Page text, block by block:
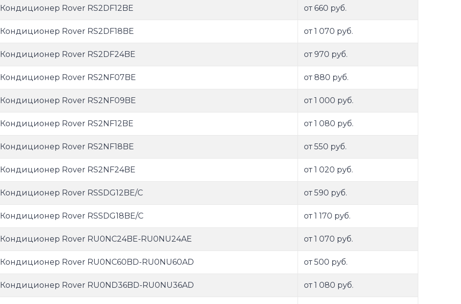
Кондиционер Rover RS2DF12BE от 660 руб.
Кондиционер Rover RS2DF18BE от 1 070 руб.
Кондиционер Rover RS2DF24BE от 970 руб.
Кондиционер Rover RS2NF07BE от 880 руб.
Кондиционер Rover RS2NF09BE от 1 000 руб.
Кондиционер Rover RS2NF12BE от 1 080 руб.
Кондиционер Rover RS2NF18BE от 550 руб.
Кондиционер Rover RS2NF24BE от 1 020 руб.
Кондиционер Rover RSSDG12BE/C от 590 руб.
Кондиционер Rover RSSDG18BE/C от 1 170 руб.
Кондиционер Rover RU0NC24BE-RU0NU24AE от 1 070 руб.
Кондиционер Rover RU0NC60BD-RU0NU60AD от 500 руб.
Кондиционер Rover RU0ND36BD-RU0NU36AD от 1 080 руб.